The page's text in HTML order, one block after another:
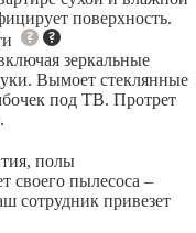
поверхность.
зеркальные
Вымоет стеклянные
под ТВ. Протрет
полы
своего пылесоса –
сотрудник привезет